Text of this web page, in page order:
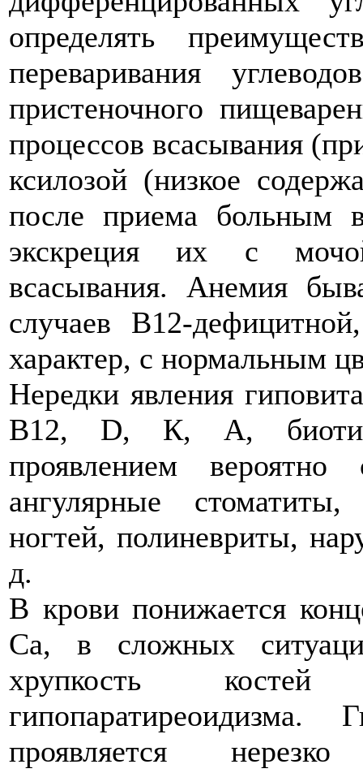
определять
переваривания
пристеночного
процессов всасывания
ксилозой (низкое
после приема больным
экскреция их с
всасывания. Анемия
случаев В12-
характер, с нормальным
Нередки явления
B12, D, К, А,
проявлением
ангулярные
ногтей, полиневриты,
д.
В крови понижается
Са, в сложных
хрупкость
гипопаратиреоидизма.
проявляется